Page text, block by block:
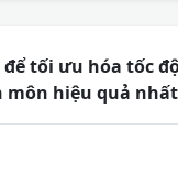
tối ưu hóa tốc
môn hiệu quả